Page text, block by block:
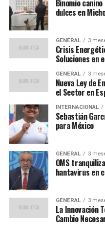
Yuri Berchiche. El
Ruiz de Galarreta, Mikel
mientras que en la
Robert Navarro y Gorka
Historial de
Directos
Los últimos encuentros
intensos y disputados. El
2025, terminó en un
el 24 de noviembre de
casa. En enero del mismo
2-1, mientras que en
Sociedad logró una
Resultados
Contexto
Binomio
dulces en
GENERAL 3
Crisis
Soluciones en
GENERAL 3
Nueva Ley de
el Sector en
INTERNACIONAL
Sebastián
para México
GENERAL 3
OMS
hantavirus en
GENERAL 3
La Innovación
Cambio